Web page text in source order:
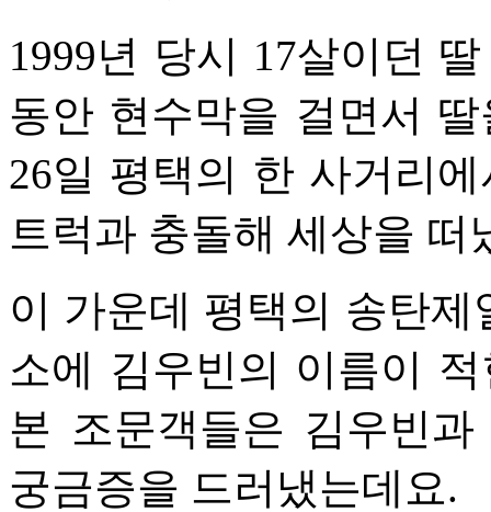
1999년 당시 17살이던
동안 현수막을 걸면서
26일 평택의 한 사거리
트럭과 충돌해 세상을 떠
이 가운데 평택의 송탄
소에 김우빈의 이름이
본 조문객들은 김우빈
궁금증을 드러냈는데요.